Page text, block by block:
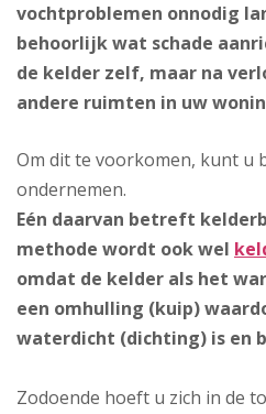
vochtproblemen onnodig
behoorlijk wat schade
de kelder zelf, maar na
andere ruimten in uw
Om dit te voorkomen, kunt u
ondernemen.
Eén daarvan betreft
methode wordt ook wel
omdat de kelder als het
een omhulling (kuip)
waterdicht (dichting) is en
Zodoende hoeft u zich in de